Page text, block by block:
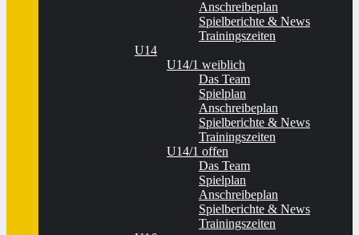
Anschreibeplan
Spielberichte & News
Trainingszeiten
U14
U14/1 weiblich
Das Team
Spielplan
Anschreibeplan
Spielberichte & News
Trainingszeiten
U14/1 offen
Das Team
Spielplan
Anschreibeplan
Spielberichte & News
Trainingszeiten